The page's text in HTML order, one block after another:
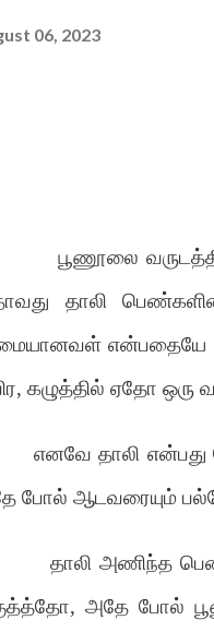
06, 2023
பூணூலை
தாலி
என்பதையே
கழுத்தில் ஏதோ ஒரு
எனவே தாலி
போல் ஆடவரையும்
தாலி அணிந்த
அதே போல்